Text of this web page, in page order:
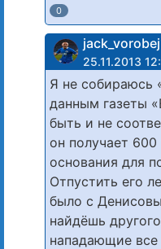
0
jack_vorobej
25.11.2013
Я не собираюсь
данным газеты
быть и не
он получает
основания для
Отпустить его
было с
найдёшь
нападающие все